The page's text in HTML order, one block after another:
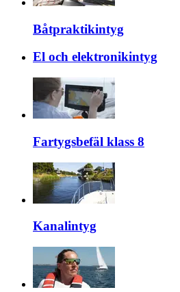
Båtpraktikintyg
El och elektronikintyg
Fartygsbefäl klass 8
Kanalintyg